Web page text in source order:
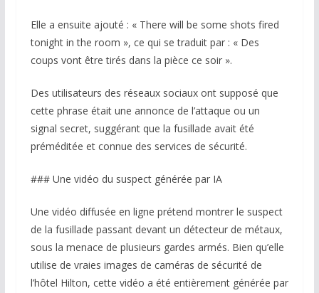
Elle a ensuite ajouté : « There will be some shots fired
tonight in the room », ce qui se traduit par : « Des
coups vont être tirés dans la pièce ce soir ».
Des utilisateurs des réseaux sociaux ont supposé que
cette phrase était une annonce de l’attaque ou un
signal secret, suggérant que la fusillade avait été
préméditée et connue des services de sécurité.
### Une vidéo du suspect générée par IA
Une vidéo diffusée en ligne prétend montrer le suspect
de la fusillade passant devant un détecteur de métaux,
sous la menace de plusieurs gardes armés. Bien qu’elle
utilise de vraies images de caméras de sécurité de
l’hôtel Hilton, cette vidéo a été entièrement générée par